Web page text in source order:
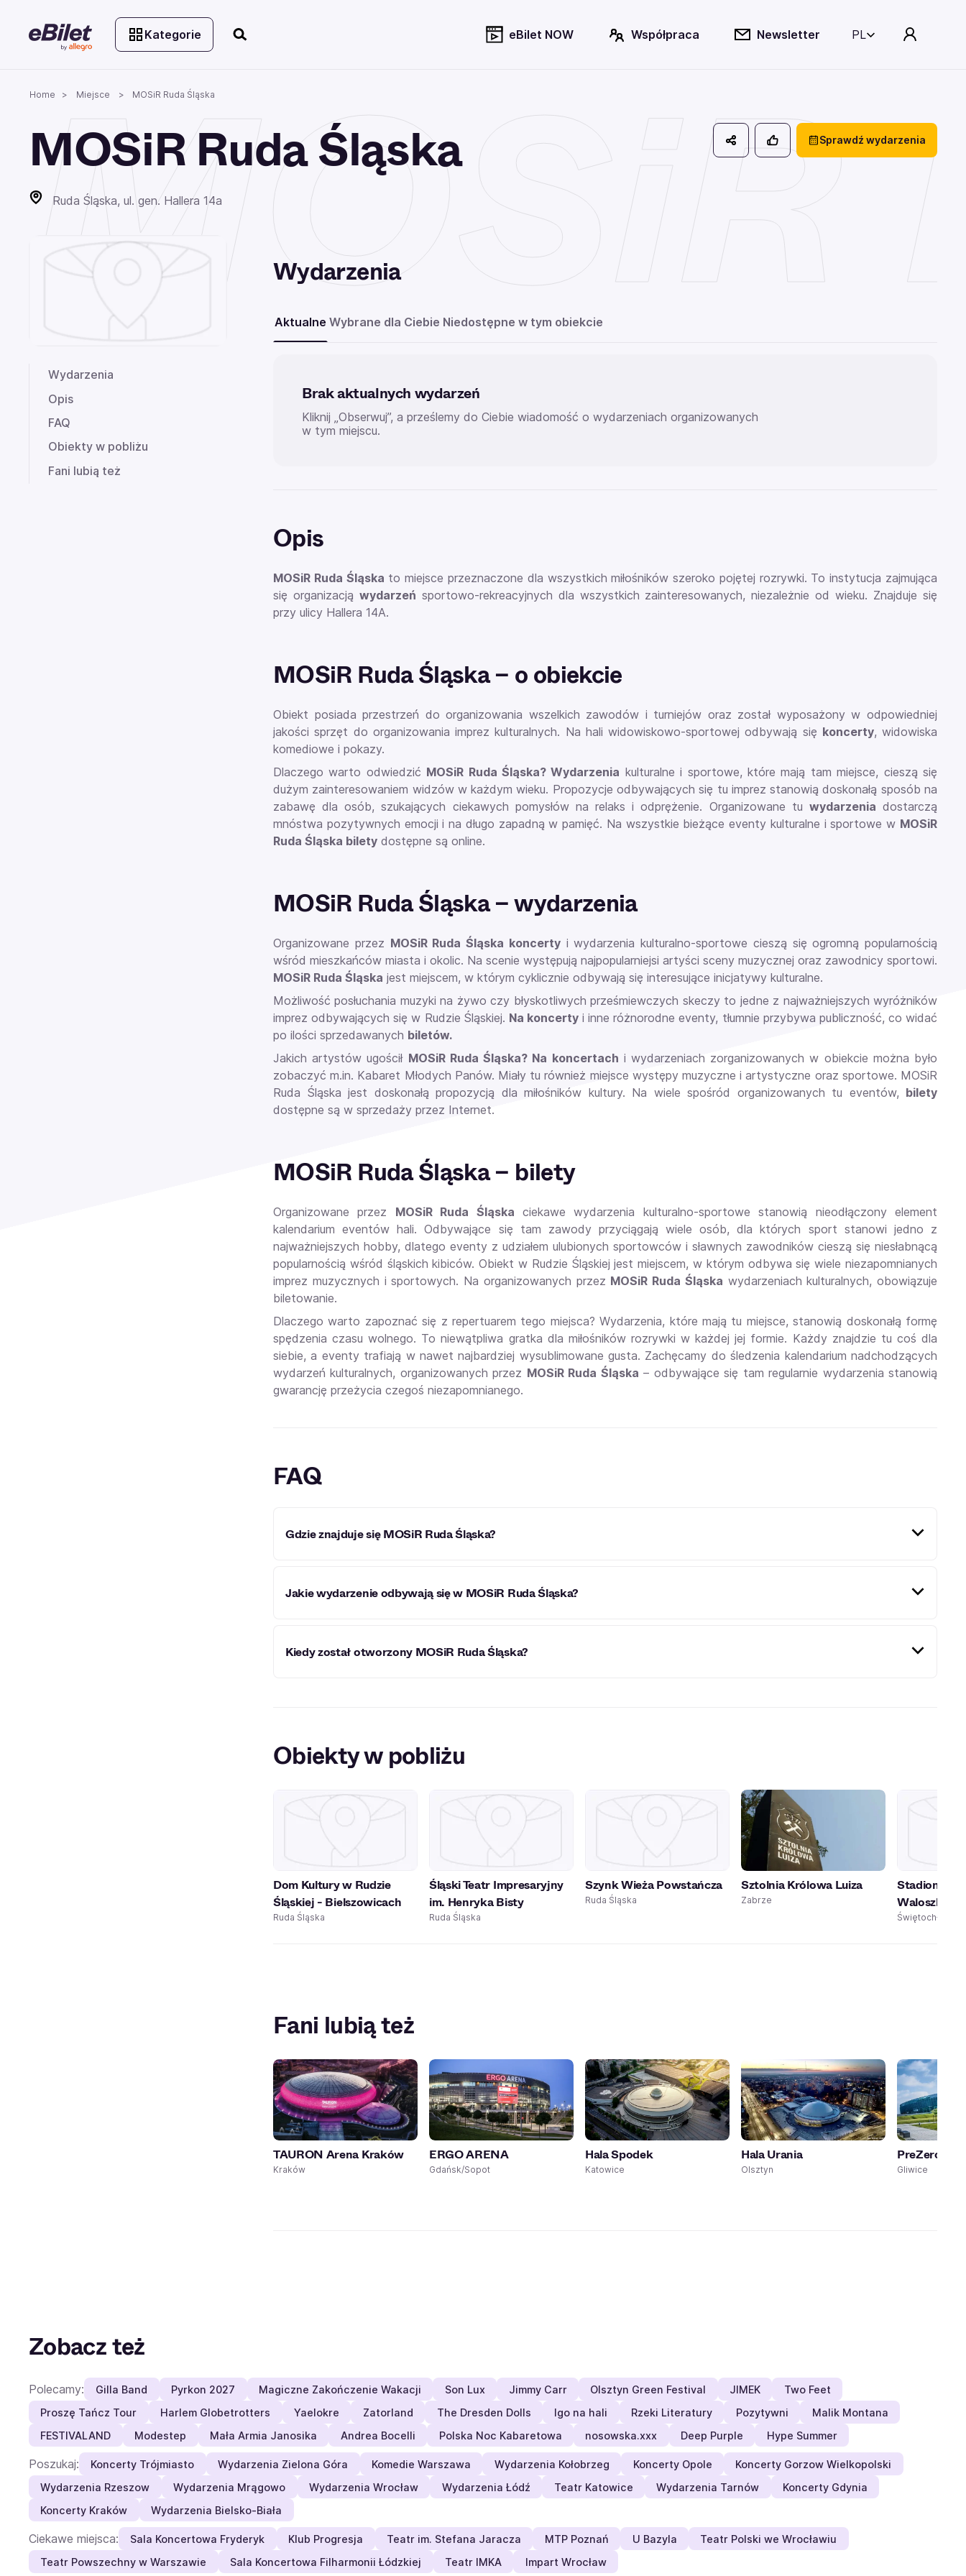
Kategorie eBilet NOW Współpraca Newsletter PL
Home Miejsce MOSiR Ruda Śląska
MOSiR
MOSiR Ruda Śląska
Ruda Śląska, ul. gen. Hallera 14a
Sprawdź wydarzenia
Wydarzenia
Opis
FAQ
Obiekty w pobliżu
Fani lubią też
Wydarzenia
Aktualne Wybrane dla Ciebie Niedostępne w tym obiekcie
Brak aktualnych wydarzeń
Kliknij „Obserwuj”, a prześlemy do Ciebie wiadomość o wydarzeniach organizowanych
w tym miejscu.
Opis
MOSiR Ruda Śląska to miejsce przeznaczone dla wszystkich miłośników szeroko pojętej rozrywki. To instytucja zajmująca
się organizacją wydarzeń sportowo-rekreacyjnych dla wszystkich zainteresowanych, niezależnie od wieku. Znajduje się
przy ulicy Hallera 14A.
MOSiR Ruda Śląska – o obiekcie
Obiekt posiada przestrzeń do organizowania wszelkich zawodów i turniejów oraz został wyposażony w odpowiedniej
jakości sprzęt do organizowania imprez kulturalnych. Na hali widowiskowo-sportowej odbywają się koncerty, widowiska
komediowe i pokazy.
Dlaczego warto odwiedzić MOSiR Ruda Śląska? Wydarzenia kulturalne i sportowe, które mają tam miejsce, cieszą się
dużym zainteresowaniem widzów w każdym wieku. Propozycje odbywających się tu imprez stanowią doskonałą sposób na
zabawę dla osób, szukających ciekawych pomysłów na relaks i odprężenie. Organizowane tu wydarzenia dostarczą
mnóstwa pozytywnych emocji i na długo zapadną w pamięć. Na wszystkie bieżące eventy kulturalne i sportowe w MOSiR
Ruda Śląska bilety dostępne są online.
MOSiR Ruda Śląska – wydarzenia
Organizowane przez MOSiR Ruda Śląska koncertyi wydarzenia kulturalno-sportowe cieszą się ogromną popularnością
wśród mieszkańców miasta i okolic. Na scenie występują najpopularniejsi artyści sceny muzycznej oraz zawodnicy sportowi.
MOSiR Ruda Śląska jest miejscem, w którym cyklicznie odbywają się interesujące inicjatywy kulturalne.
Możliwość posłuchania muzyki na żywo czy błyskotliwych prześmiewczych skeczy to jedne z najważniejszych wyróżników
imprez odbywających się w Rudzie Śląskiej. Na koncertyi inne różnorodne eventy, tłumnie przybywa publiczność, co widać
po ilości sprzedawanych biletów.
Jakich artystów ugościł MOSiR Ruda Śląska? Na koncertach i wydarzeniach zorganizowanych w obiekcie można było
zobaczyć m.in. Kabaret Młodych Panów. Miały tu również miejsce występy muzyczne i artystyczne oraz sportowe. MOSiR
Ruda Śląska jest doskonałą propozycją dla miłośników kultury. Na wiele spośród organizowanych tu eventów, bilety
dostępne są w sprzedaży przez Internet.
MOSiR Ruda Śląska – bilety
Organizowane przez MOSiR Ruda Śląska ciekawe wydarzenia kulturalno-sportowe stanowią nieodłączony element
kalendarium eventów hali. Odbywające się tam zawody przyciągają wiele osób, dla których sport stanowi jedno z
najważniejszych hobby, dlatego eventy z udziałem ulubionych sportowców i sławnych zawodników cieszą się niesłabnącą
popularnością wśród śląskich kibiców. Obiekt w Rudzie Śląskiej jest miejscem, w którym odbywa się wiele niezapomnianych
imprez muzycznych i sportowych. Na organizowanych przez MOSiR Ruda Śląska wydarzeniach kulturalnych, obowiązuje
biletowanie.
Dlaczego warto zapoznać się z repertuarem tego miejsca? Wydarzenia, które mają tu miejsce, stanowią doskonałą formę
spędzenia czasu wolnego. To niewątpliwa gratka dla miłośników rozrywki w każdej jej formie. Każdy znajdzie tu coś dla
siebie, a eventy trafiają w nawet najbardziej wysublimowane gusta. Zachęcamy do śledzenia kalendarium nadchodzących
wydarzeń kulturalnych, organizowanych przez MOSiR Ruda Śląska – odbywające się tam regularnie wydarzenia stanowią
gwarancję przeżycia czegoś niezapomnianego.
FAQ
Gdzie znajduje się MOSiR Ruda Śląska?
MOSiR Ruda Śląska znajduje się przy ulicy Hallera 14A.
Jakie wydarzenie odbywają się w MOSiR Ruda Śląska?
W MOSiR Ruda Śląska odbywają się różnorodne wydarzenia kulturalne, m.in. stand-upy, koncerty i występu. Mają tu
również miejsce wydarzenia sportowe.
Kiedy został otworzony MOSiR Ruda Śląska?
Obiekty w pobliżu
Dom Kultury w Rudzie
Śląskiej - Bielszowicach
Ruda Śląska
Śląski Teatr Impresaryjny
im. Henryka Bisty
Ruda Śląska
Szynk Wieża Powstańcza
Ruda Śląska
Sztolnia Królowa Luiza
Zabrze
Stadion
Waloszka
Świętochłowice
Fani lubią też
TAURON Arena Kraków
Kraków
ERGO ARENA
Gdańsk/Sopot
Hala Spodek
Katowice
Hala Urania
Olsztyn
PreZero
Gliwice
Zobacz też
Polecamy: Gilla Band Pyrkon 2027 Magiczne Zakończenie Wakacji Son Lux Jimmy Carr Olsztyn Green Festival JIMEK
Two Feet
Proszę Tańcz Tour
Harlem Globetrotters Yaelokre Zatorland The Dresden Dolls Igo na hali Rzeki Literatury Pozytywni
Malik Montana
FESTIVALAND
Modestep Mała Armia Janosika Andrea Bocelli Polska Noc Kabaretowa nosowska.xxx Deep Purple Hype Summer
Poszukaj: Koncerty Trójmiasto Wydarzenia Zielona Góra Komedie Warszawa Wydarzenia Kołobrzeg Koncerty Opole
Koncerty Gorzow Wielkopolski
Wydarzenia Rzeszow
Wydarzenia Mrągowo Wydarzenia Wrocław Wydarzenia Łódź Teatr Katowice Wydarzenia Tarnów
Koncerty Gdynia
Koncerty Kraków
Wydarzenia Bielsko-Biała
Ciekawe miejsca: Sala Koncertowa Fryderyk Klub Progresja Teatr im. Stefana Jaracza MTP Poznań U Bazyla
Teatr Polski we Wrocławiu
Teatr Powszechny w Warszawie
Sala Koncertowa Filharmonii Łódzkiej Teatr IMKA Impart Wrocław